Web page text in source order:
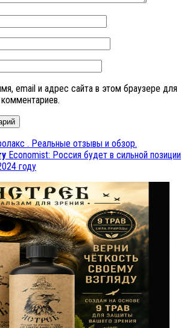
email и адрес сайта в этом браузере для
. Реальные отзывы и обзор.
Economist: Россия будет в сильной позиции
году